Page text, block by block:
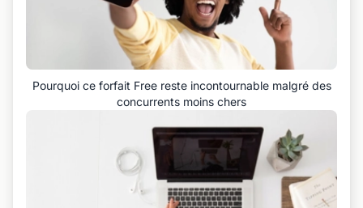
Pourquoi ce forfait Free reste incontournable malgré des
concurrents moins chers